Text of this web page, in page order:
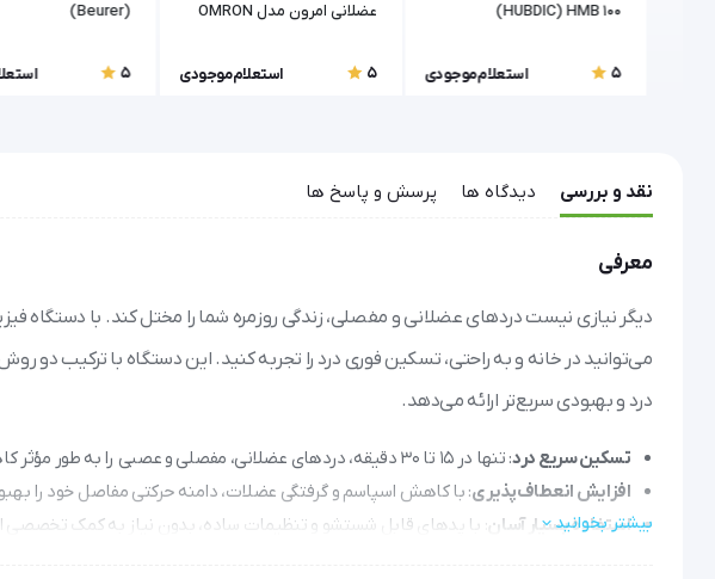
HUBDIC) HMB 100)
5 استعلام موجودی
عضلانی امرون مدل OMRON
5
استعلام موجودی
(Beurer)
5
نقد و بررسی دیدگاه ها پرسش و پاسخ ها
معرفی
درد و بهبودی سریع‌تر ارائه می‌دهد.
تسکین سریع درد: تنها در ۱۵ تا ۳۰ دقیقه، دردهای عضلانی، مفصلی و عصبی را به طور مؤثر کاهش دهید.
افزایش انعطاف‌پذیری: با کاهش اسپاسم و گرفتگی عضلات، دامنه حرکتی مفاصل خود را
استفاده بسیار آسان : با پدهای قابل شستشو و تنظیمات ساده، بدون نیاز به کمک تخصصی از
بیشتر بخوانید